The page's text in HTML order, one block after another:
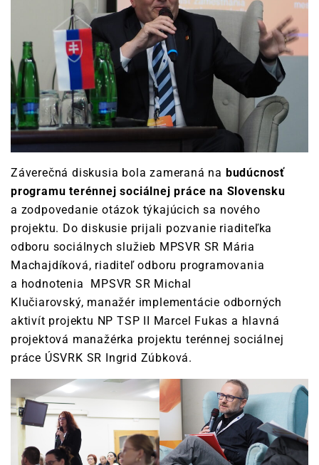
Záverečná diskusia bola zameraná na budúcnosť
programu terénnej sociálnej práce na Slovensku
a zodpovedanie otázok týkajúcich sa nového
projektu. Do diskusie prijali pozvanie riaditeľka
odboru sociálnych služieb MPSVR SR Mária
Machajdíková, riaditeľ odboru programovania
a hodnotenia MPSVR SR Michal
Klučiarovský, manažér implementácie odborných
aktivít projektu NP TSP II Marcel Fukas a hlavná
projektová manažérka projektu terénnej sociálnej
práce ÚSVRK SR Ingrid Zúbková.